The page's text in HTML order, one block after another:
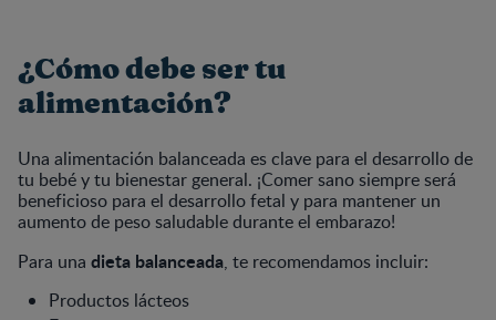
¿Cómo debe ser tu
alimentación?
Una alimentación balanceada es clave para el desarrollo de
tu bebé y tu bienestar general. ¡Comer sano siempre será
beneficioso para el desarrollo fetal y para mantener un
aumento de peso saludable durante el embarazo!
Para una dieta balanceada, te recomendamos incluir:
Productos lácteos